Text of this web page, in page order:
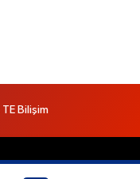
TE Bilişim